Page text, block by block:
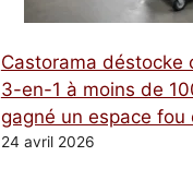
Castorama
3-en-1 à moins de
gagné un espace fou
24 avril 2026